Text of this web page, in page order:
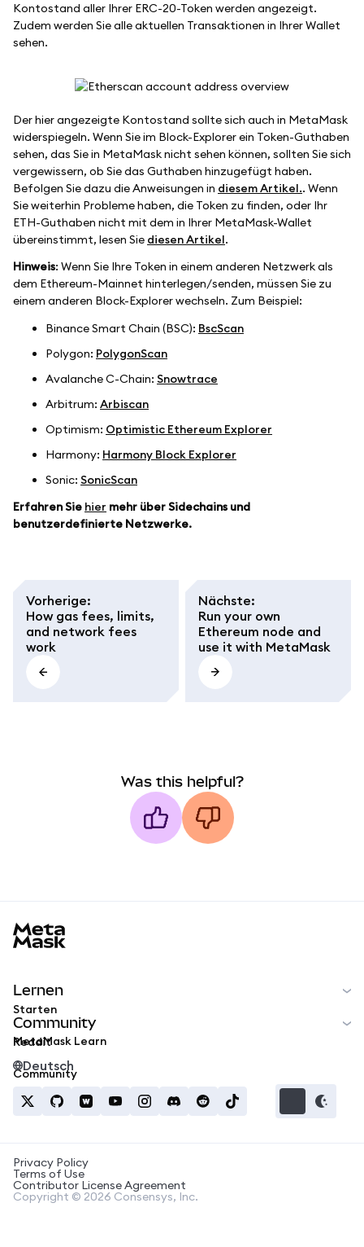
Kontostand aller Ihrer ERC-20-Token werden angezeigt.
Zudem werden Sie alle aktuellen Transaktionen in Ihrer Wallet
sehen.
Der hier angezeigte Kontostand sollte sich auch in MetaMask
widerspiegeln. Wenn Sie im Block-Explorer ein Token-Guthaben
sehen, das Sie in MetaMask nicht sehen können, sollten Sie sich
vergewissern, ob Sie das Guthaben hinzugefügt haben.
Befolgen Sie dazu die Anweisungen in diesem Artikel.. Wenn
Sie weiterhin Probleme haben, die Token zu finden, oder Ihr
ETH-Guthaben nicht mit dem in Ihrer MetaMask-Wallet
übereinstimmt, lesen Sie diesen Artikel.
Hinweis: Wenn Sie Ihre Token in einem anderen Netzwerk als
dem Ethereum-Mainnet hinterlegen/senden, müssen Sie zu
einem anderen Block-Explorer wechseln. Zum Beispiel:
Binance Smart Chain (BSC): BscScan
Polygon: PolygonScan
Avalanche C-Chain: Snowtrace
Arbitrum: Arbiscan
Optimism: Optimistic Ethereum Explorer
Harmony: Harmony Block Explorer
Sonic: SonicScan
Erfahren Sie hier mehr über Sidechains und
benutzerdefinierte Netzwerke.
Vorherige:
How gas fees, limits,
and network fees
work
Nächste:
Run your own
Ethereum node and
use it with MetaMask
Was this helpful?
Lernen
Starten
MetaMask Learn
Community
Reddit
Community
Deutsch
Privacy Policy
Terms of Use
Contributor License Agreement
Copyright © 2026 Consensys, Inc.